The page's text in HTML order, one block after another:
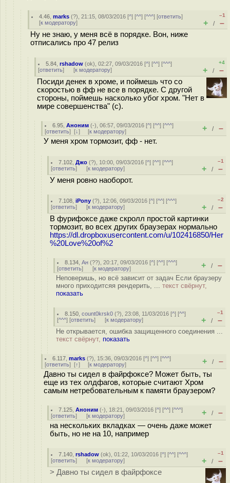
4.46 ,marks (?), 21:15, 08/03/2016 [^] [^^] [^^^] [ответить]
[к модератору]
–1
+ / –
Ну не знаю, у меня всё в порядке. Вон, ниже
отписались про 47 релиз
5.84 ,rshadow (ok), 02:27, 09/03/2016 [^] [^^] [^^^]
[ответить] [к модератору]
+4
+ / –
Посиди денек в хроме, и поймешь что со
скоростью в фф не все в порядке. С другой
стороны, поймешь насколько убог хром. "Нет в
мире совершенства" (с).
6.95 ,Аноним (-), 06:57, 09/03/2016 [^] [^^] [^^^]
[ответить] [↓] [к модератору] + / –
У меня хром тормозит, фф - нет.
7.102 ,Джо (?), 10:00, 09/03/2016 [^] [^^] [^^^]
[ответить] [к модератору]
–1
+ / –
У меня ровно наоборот.
7.108 ,iPony (?), 12:06, 09/03/2016 [^] [^^] [^^^]
[ответить] [к модератору]
–2
+ / –
В фурифоксе даже скролл простой картинки
тормозит, во всех других браузерах нормально
https://dl.dropboxusercontent.com/u/102416850/Her
%20Love%20of%2
8.134 ,Ан (??), 20:17, 09/03/2016 [^] [^^] [^^^]
[ответить] [к модератору] + / –
Неповеришь, но всё зависит от задач Если браузеру
много приходитсяя рендерить, ... текст свёрнут,
показать
8.150 ,count0krsk0 (?), 23:08, 11/03/2016 [^] [^^]
[^^^] [ответить] [к модератору]
–1
+ / –
Не открывается, ошибка защищенного соединения ...
текст свёрнут, показать
6.117 ,marks (?), 15:36, 09/03/2016 [^] [^^] [^^^]
[ответить] [↑] [к модератору] + / –
Давно ты сидел в файрфоксе? Может быть, ты
еще из тех олдфагов, которые считают Хром
самым нетребовательным к памяти браузером?
7.125 ,Аноним (-), 18:21, 09/03/2016 [^] [^^] [^^^]
[ответить] [к модератору] + / –
на нескольких вкладках — очень даже может
быть, но не на 10, например
7.140 ,rshadow (ok), 01:22, 10/03/2016 [^] [^^] [^^^]
[ответить] [к модератору]
–1
+ / –
> Давно ты сидел в файрфоксе